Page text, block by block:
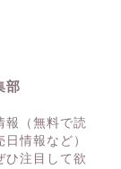
部
報（無料で読
情報など）
ひ注目して欲